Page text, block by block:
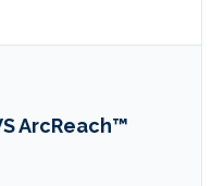
ArcReach™